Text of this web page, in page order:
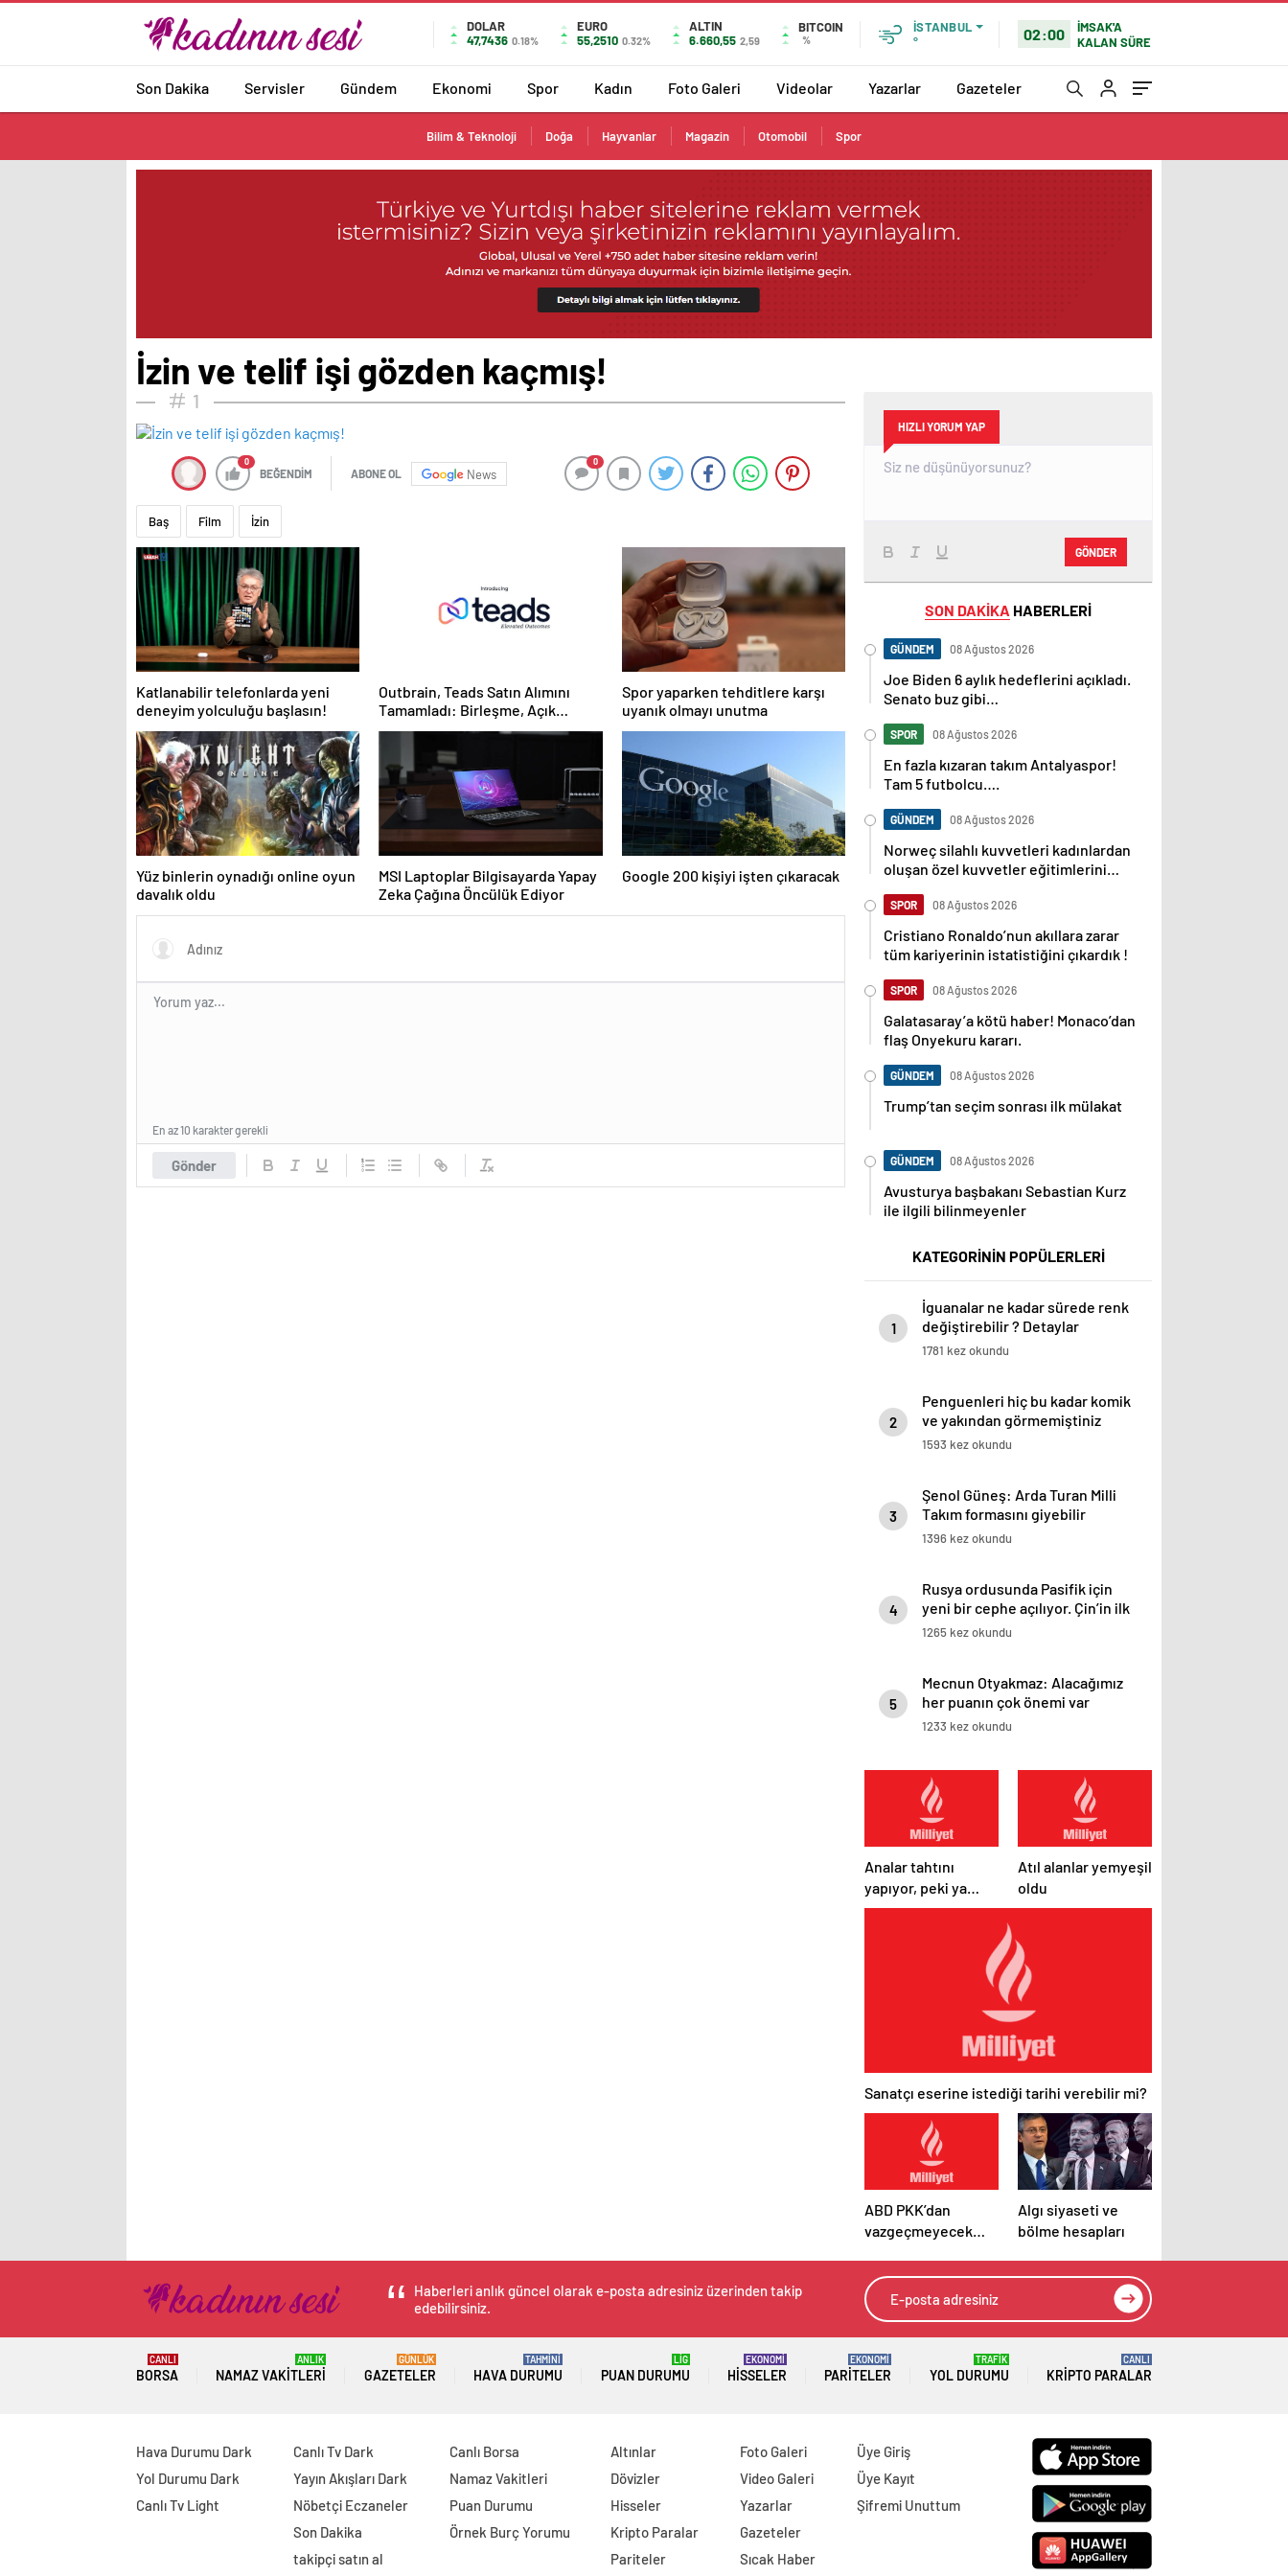
DOLAR
47,7436 0.18%
EURO
55,2510 0.32%
ALTIN
6.660,55 2,59
BITCOIN
%
İSTANBUL
°
02:00
İMSAK'A
KALAN SÜRE
Son Dakika Servisler Gündem Ekonomi Spor Kadın Foto Galeri Videolar Yazarlar Gazeteler
Bilim & Teknoloji Doğa Hayvanlar Magazin Otomobil Spor
İzin ve telif işi gözden kaçmış!
1
0
BEĞENDİM ABONE OL News
0
Baş Film İzin
Katlanabilir telefonlarda yeni
deneyim yolculuğu başlasın!
Outbrain, Teads Satın Alımını
Tamamladı: Birleşme, Açık
İnternet için Tüm Kanallarda
Sonuç Odaklı Bir Platform
Oluşturuyor
Spor yaparken tehditlere karşı
uyanık olmayı unutma
Yüz binlerin oynadığı online oyun
davalık oldu
MSI Laptoplar Bilgisayarda Yapay
Zeka Çağına Öncülük Ediyor
Google 200 kişiyi işten çıkaracak
Gönder
En az 10 karakter gerekli
HIZLI YORUM YAP
GÖNDER
SON DAKİKA HABERLERİ
GÜNDEM 08 Ağustos 2026
Joe Biden 6 aylık hedeflerini açıkladı.
Senato buz gibi…
SPOR 08 Ağustos 2026
En fazla kızaran takım Antalyaspor!
Tam 5 futbolcu….
GÜNDEM 08 Ağustos 2026
Norweç silahlı kuvvetleri kadınlardan
oluşan özel kuvvetler eğitimlerini
SPOR 08 Ağustos 2026
Cristiano Ronaldo’nun akıllara zarar
tüm kariyerinin istatistiğini çıkardık !
SPOR 08 Ağustos 2026
Galatasaray’a kötü haber! Monaco’dan
flaş Onyekuru kararı.
GÜNDEM 08 Ağustos 2026
Trump’tan seçim sonrası ilk mülakat
GÜNDEM 08 Ağustos 2026
Avusturya başbakanı Sebastian Kurz
ile ilgili bilinmeyenler
KATEGORİNİN POPÜLERLERİ
1
İguanalar ne kadar sürede renk
değiştirebilir ? Detaylar
burada…
1781 kez okundu
2
Penguenleri hiç bu kadar komik
ve yakından görmemiştiniz
1593 kez okundu
3
Şenol Güneş: Arda Turan Milli
Takım formasını giyebilir
1396 kez okundu
4
Rusya ordusunda Pasifik için
yeni bir cephe açılıyor. Çin’in ilk
tepkisi!
1265 kez okundu
5
Mecnun Otyakmaz: Alacağımız
her puanın çok önemi var
1233 kez okundu
Analar tahtını
yapıyor, peki ya
bahtını?
Atıl alanlar yemyeşil
oldu
Sanatçı eserine istediği tarihi verebilir mi?
ABD PKK’dan
vazgeçmeyecek
Algı siyaseti ve
bölme hesapları
Haberleri anlık güncel olarak e-posta adresiniz üzerinden takip
edebilirsiniz.
BORSA
CANLI
NAMAZ VAKITLERI
ANLIK
GAZETELER
GÜNLÜK
HAVA DURUMU
TAHMİNİ
PUAN DURUMU
LİG
HISSELER
EKONOMİ
PARITELER
EKONOMİ
YOL DURUMU
TRAFİK
KRIPTO PARALAR
CANLI
Hava Durumu Dark
Yol Durumu Dark
Canlı Tv Light
Canlı Tv Dark
Yayın Akışları Dark
Nöbetçi Eczaneler
Son Dakika
takipçi satın al
Canlı Borsa
Namaz Vakitleri
Puan Durumu
Örnek Burç Yorumu
Altınlar
Dövizler
Hisseler
Kripto Paralar
Pariteler
Foto Galeri
Video Galeri
Yazarlar
Gazeteler
Sıcak Haber
Üye Giriş
Üye Kayıt
Şifremi Unuttum